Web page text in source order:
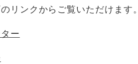
リンクからご覧いただけます。
ー